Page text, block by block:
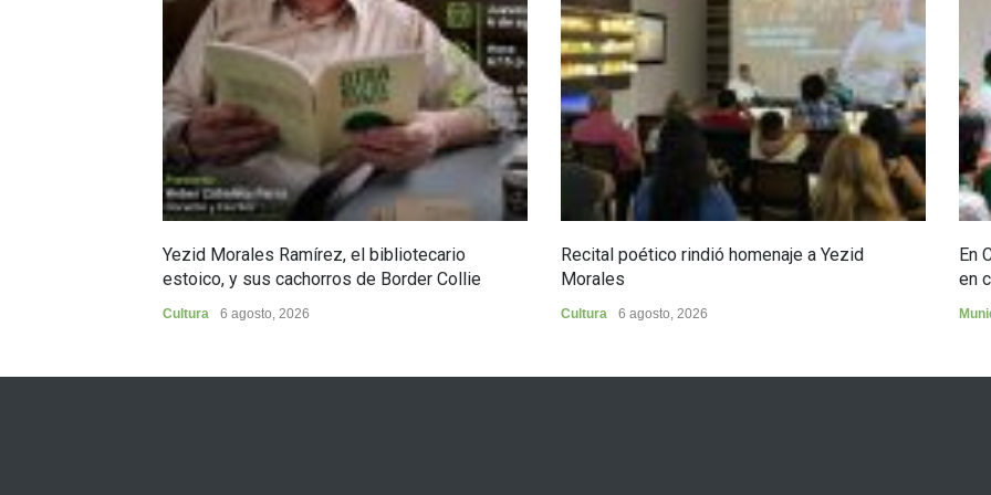
Yezid Morales Ramírez, el bibliotecario
estoico, y sus cachorros de Border Collie
Cultura 6 agosto, 2026
Recital poético rindió homenaje a Yezid
Morales
Cultura 6 agosto, 2026
En
en